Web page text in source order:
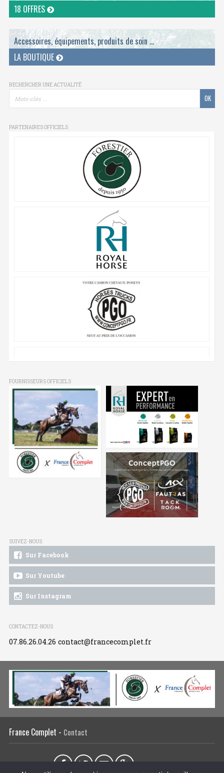
18 OFFRES
Accessoires, équipements, produits de soin ...
LA BOUTIQUE
RECHERCHER UNE ACTUALITÉ
PARTENAIRES OFFICIELS
FOURNISSEURS OFFICIELS
SUIVEZ-NOUS
Sur Facebook
Sur Youtube
Sur Instagram
CONTACTEZ-NOUS
07.86.26.04.26 contact@francecomplet.fr
France Complet - Contact